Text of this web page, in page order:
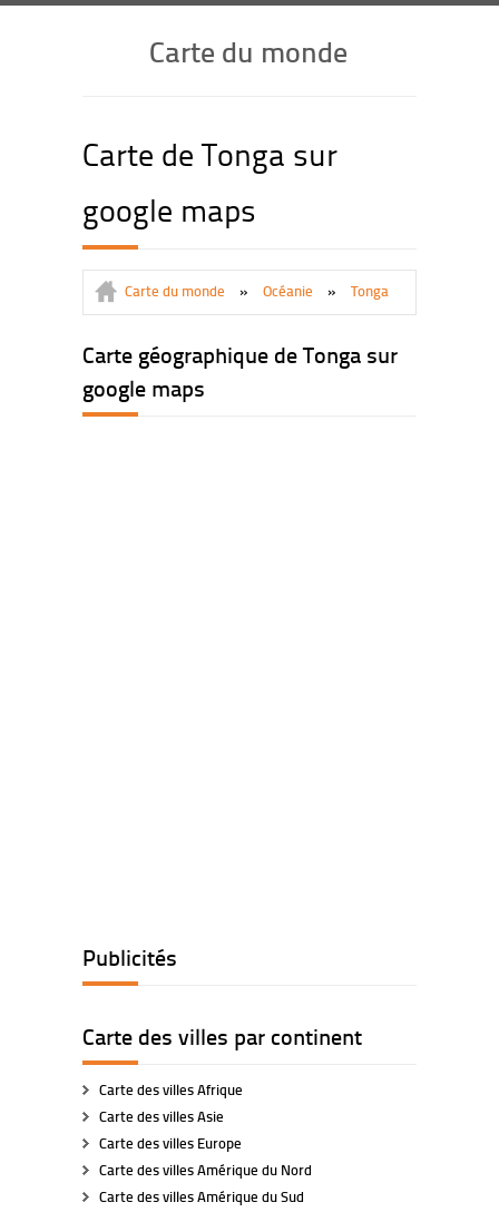
Carte du monde
Carte de Tonga sur
google maps
Carte du monde » Océanie » Tonga
Carte géographique de Tonga sur
google maps
Publicités
Carte des villes par continent
Carte des villes Afrique
Carte des villes Asie
Carte des villes Europe
Carte des villes Amérique du Nord
Carte des villes Amérique du Sud